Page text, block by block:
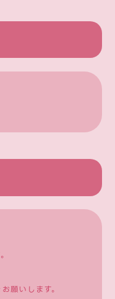
願いします。